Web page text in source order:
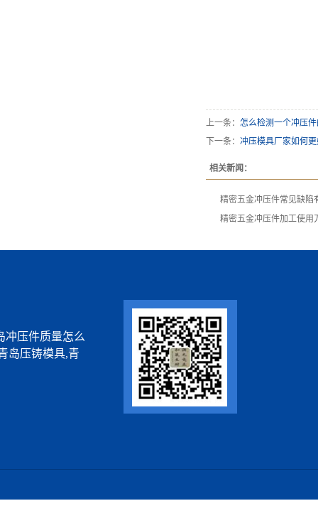
上一条： 怎么检测一个冲压
下一条： 冲压模具厂家如何
相关新闻：
精密五金冲压件常见缺陷
精密五金冲压件加工使用
冲压件质量怎么
岛压铸模具,青